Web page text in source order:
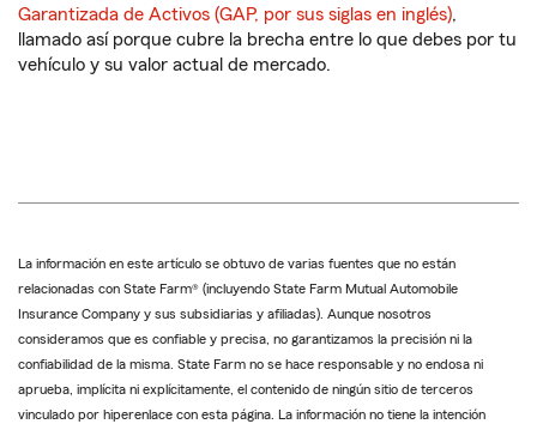
Garantizada de Activos (GAP, por sus siglas en inglés),
llamado así porque cubre la brecha entre lo que debes por tu
vehículo y su valor actual de mercado.
La información en este artículo se obtuvo de varias fuentes que no están
relacionadas con State Farm® (incluyendo State Farm Mutual Automobile
Insurance Company y sus subsidiarias y afiliadas). Aunque nosotros
consideramos que es confiable y precisa, no garantizamos la precisión ni la
confiabilidad de la misma. State Farm no se hace responsable y no endosa ni
aprueba, implícita ni explícitamente, el contenido de ningún sitio de terceros
vinculado por hiperenlace con esta página. La información no tiene la intención